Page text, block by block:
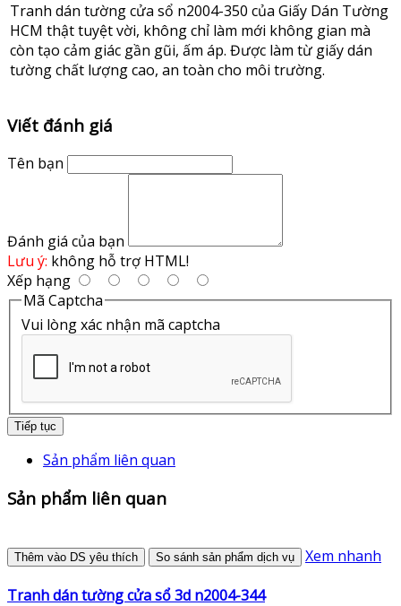
Tranh dán tường cửa sổ n2004-350 của Giấy Dán Tường
HCM thật tuyệt vời, không chỉ làm mới không gian mà
còn tạo cảm giác gần gũi, ấm áp. Được làm từ giấy dán
tường chất lượng cao, an toàn cho môi trường.
Viết đánh giá
Tên bạn
Đánh giá của bạn
Lưu ý: không hỗ trợ HTML!
Xếp hạng
Mã Captcha
Vui lòng xác nhận mã captcha
Tiếp tục
Sản phẩm liên quan
Sản phẩm liên quan
Thêm vào DS yêu thích So sánh sản phẩm dịch vụ Xem nhanh
Tranh dán tường cửa sổ 3d n2004-344